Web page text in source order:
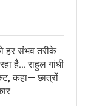
हर संभव तरीके
है… राहुल गांधी
कहा— छात्रों